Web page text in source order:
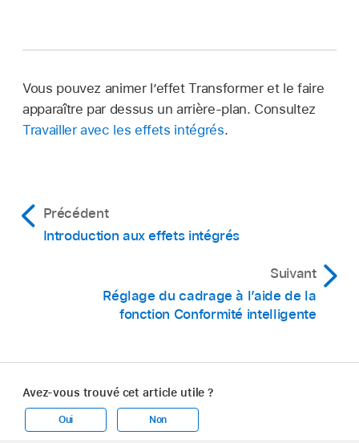
Vous pouvez animer l’effet Transformer et le faire
apparaître par dessus un arrière-plan. Consultez
Travailler avec les effets intégrés.
Précédent
Introduction aux effets intégrés
Suivant
Réglage du cadrage à l’aide de la
fonction Conformité intelligente
Avez-vous trouvé cet article utile ?
Oui Non